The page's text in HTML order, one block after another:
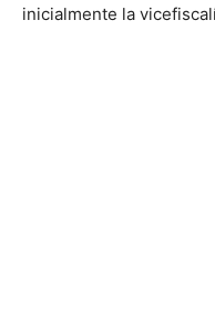
inicialmente la